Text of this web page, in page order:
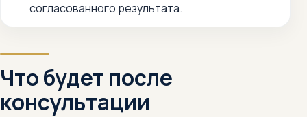
согласованного результата.
Что будет после
консультации